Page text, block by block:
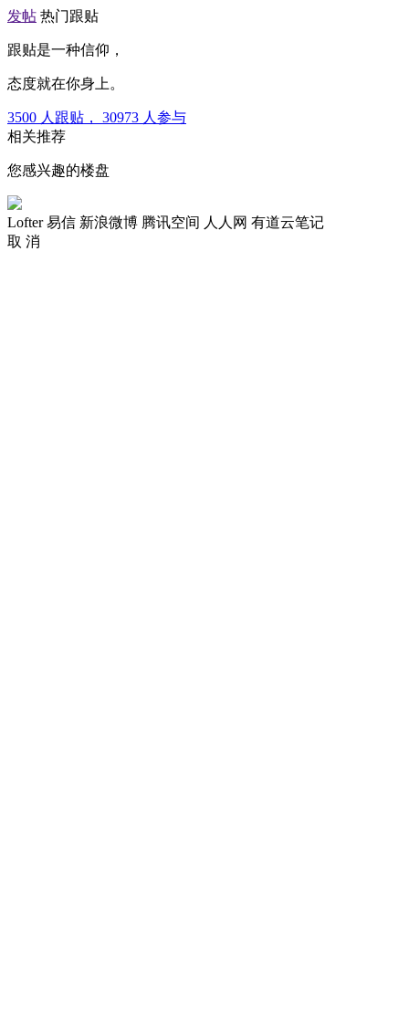
发帖 热门跟贴
跟贴是一种信仰，
态度就在你身上。
3500 人跟贴， 30973 人参与
相关推荐
您感兴趣的楼盘
Lofter 易信 新浪微博 腾讯空间 人人网 有道云笔记
取 消